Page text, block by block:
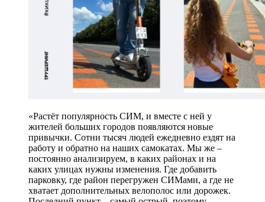
«Растёт популярность СИМ, и вместе с ней у
жителей больших городов появляются новые
привычки. Сотни тысяч людей ежедневно ездят на
работу и обратно на наших самокатах. Мы же –
постоянно анализируем, в каких районах и на
каких улицах нужны изменения. Где добавить
парковку, где район перегружен СИМами, а где не
хватает дополнительных велополос или дорожек.